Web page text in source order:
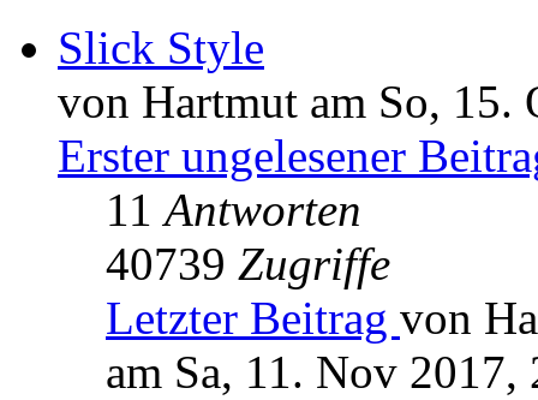
Slick Style
von Hartmut am So, 15.
Erster ungelesener
11Antworten
40739 Zugriffe
Letzter Beitrag von
am Sa, 11. Nov 2017,